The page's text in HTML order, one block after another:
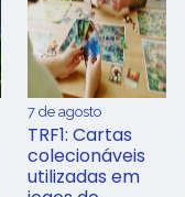
7 de agosto
TRF1: Cartas
colecionáveis
utilizadas em